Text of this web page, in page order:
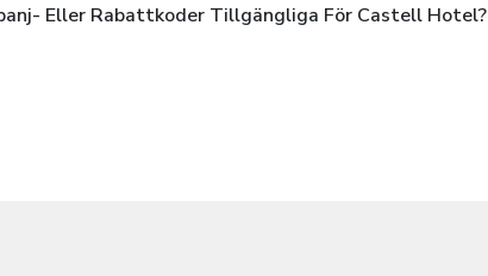
Eller Rabattkoder Tillgängliga För Castell Hotel?